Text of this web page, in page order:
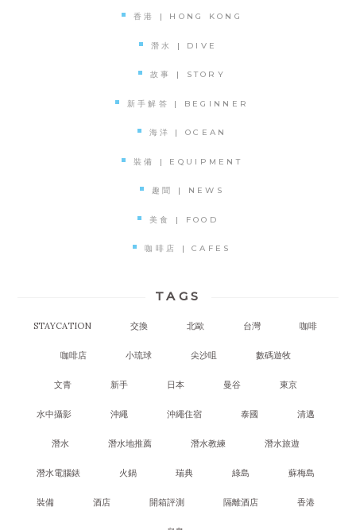
香港 | HONG KONG
潛水 | DIVE
故事 | STORY
新手解答 | BEGINNER
海洋 | OCEAN
裝備 | EQUIPMENT
趣聞 | NEWS
美食 | FOOD
咖啡店 | CAFES
TAGS
STAYCATION 交換 北歐 台灣 咖啡
咖啡店 小琉球 尖沙咀 數碼遊牧
文青 新手 日本 曼谷 東京
水中攝影 沖繩 沖繩住宿 泰國 清邁
潛水 潛水地推薦 潛水教練 潛水旅遊
潛水電腦錶 火鍋 瑞典 綠島 蘇梅島
裝備 酒店 開箱評測 隔離酒店 香港